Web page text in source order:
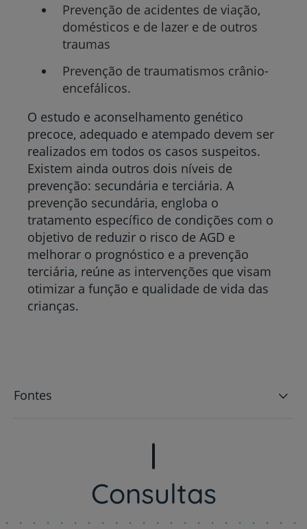
Prevenção de acidentes de viação,
domésticos e de lazer e de outros
traumas
Prevenção de traumatismos crânio-
encefálicos.
O estudo e aconselhamento genético
precoce, adequado e atempado devem ser
realizados em todos os casos suspeitos.
Existem ainda outros dois níveis de
prevenção: secundária e terciária. A
prevenção secundária, engloba o
tratamento específico de condições com o
objetivo de reduzir o risco de AGD e
melhorar o prognóstico e a prevenção
terciária, reúne as intervenções que visam
otimizar a função e qualidade de vida das
crianças.
Fontes
Consultas